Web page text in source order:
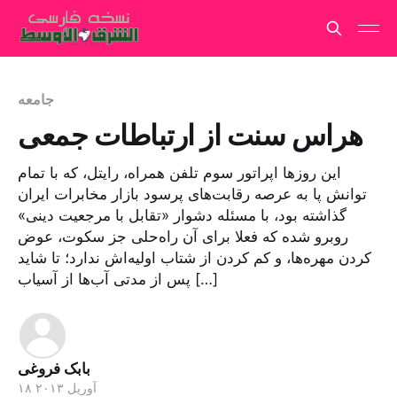
جامعه
هراس سنت از ارتباطات جمعی
این روزها اپراتور سوم تلفن همراه، رایتل، که با تمام
توانش پا به عرصه رقابت‌های پرسود بازار مخابرات ایران
گذاشته بود، با مسئله دشوار «تقابل با مرجعیت دینی»
روبرو شده که فعلا برای آن راه‌حلی جز سکوت، عوض
کردن مهره‌ها، و کم کردن از شتاب اولیه‌اش ندارد؛ تا شاید
پس از مدتی آب‌ها از آسیاب […]
بابک فروغی
۱۸ آوریل ۲۰۱۳